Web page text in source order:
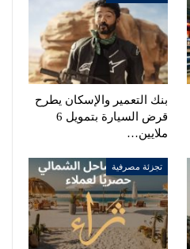
بنك التعمير والإسكان يطرح
قرض السيارة بتمويل 6
ملايين…
تجزئة مصرفية